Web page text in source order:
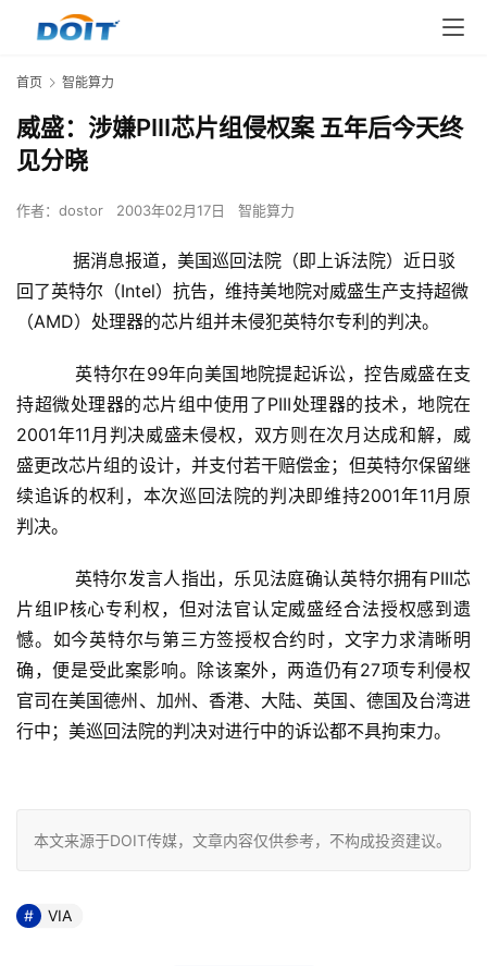
首页 智能算力
威盛：涉嫌PIII芯片组侵权案 五年后今天终
见分晓
作者： dostor 2003年02月17日 智能算力
据消息报道，美国巡回法院（即上诉法院）近日驳
回了英特尔（Intel）抗告，维持美地院对威盛生产支持超微
（AMD）处理器的芯片组并未侵犯英特尔专利的判决。
英特尔在99年向美国地院提起诉讼，控告威盛在支
持超微处理器的芯片组中使用了PIII处理器的技术，地院在
2001年11月判决威盛未侵权，双方则在次月达成和解，威
盛更改芯片组的设计，并支付若干赔偿金；但英特尔保留继
续追诉的权利，本次巡回法院的判决即维持2001年11月原
判决。
英特尔发言人指出，乐见法庭确认英特尔拥有PIII芯
片组IP核心专利权，但对法官认定威盛经合法授权感到遗
憾。如今英特尔与第三方签授权合约时，文字力求清晰明
确，便是受此案影响。除该案外，两造仍有27项专利侵权
官司在美国德州、加州、香港、大陆、英国、德国及台湾进
行中；美巡回法院的判决对进行中的诉讼都不具拘束力。
本文来源于DOIT传媒，文章内容仅供参考，不构成投资建议。
VIA